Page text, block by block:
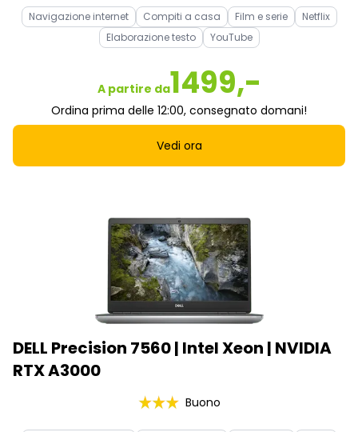
Navigazione internet Compiti a casa Film e serie
Netflix
Elaborazione testo
YouTube
A partire da1499,-
Ordina prima delle 12:00, consegnato domani!
Vedi ora
DELL Precision 7560 | Intel Xeon | NVIDIA
RTX A3000
Buono